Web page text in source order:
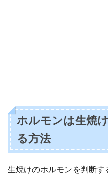
ホルモンは生焼
る方法
生焼けのホルモンを判断